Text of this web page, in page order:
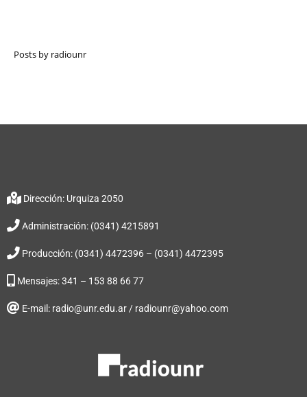
Posts by radiounr
Dirección: Urquiza 2050
Administración: (0341) 4215891
Producción: (0341) 4472396 – (0341) 4472395
Mensajes: 341 – 153 88 66 77
E-mail: radio@unr.edu.ar / radiounr@yahoo.com